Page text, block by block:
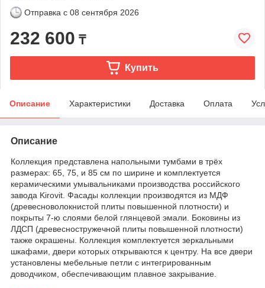
Отправка с 08 сентября 2026
232 600 ₸
Купить
Описание Характеристики Доставка Оплата
Описание
Коллекция представлена напольными тумбами в трёх
размерах: 65, 75, и 85 см по ширине и комплектуется
керамическими умывальниками производства российского
завода Kirovit. Фасады коллекции производятся из МДФ
(древесноволокнистой плиты повышенной плотности) и
покрыты 7-ю слоями белой глянцевой эмали. Боковины из
ЛДСП (древесностружечной плиты повышенной плотности)
также окрашены. Коллекция комплектуется зеркальными
шкафами, двери которых открываются к центру. На все двери
установлены мебельные петли с интегрированным
доводчиком, обеспечивающим плавное закрывание.